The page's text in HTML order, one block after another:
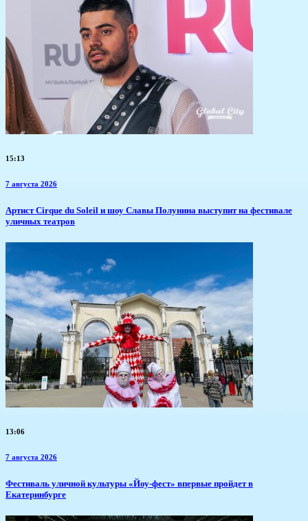
15:13
7 августа 2026
Артист Cirque du Soleil и шоу Славы Полунина выступит на фестивале
уличных театров
13:06
7 августа 2026
​Фестиваль уличной культуры «Йоу-фест» впервые пройдет в
Екатеринбурге